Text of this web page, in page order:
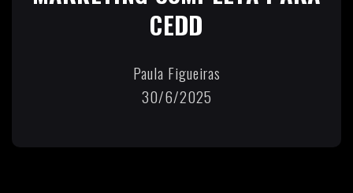
CEDD
Paula Figueiras
30/6/2025